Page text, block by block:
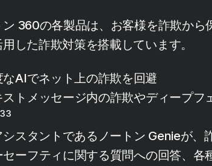
ン 360の各製品は、お客様を詐欺から
した詐欺対策を搭載しています。
なAIでネット上の詐欺を回避
ストメッセージ内の詐欺やディープフ
スタントであるノートン Genieが、
セーフティに関する質問への回答、各